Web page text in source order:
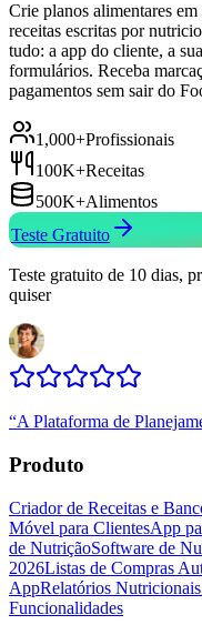
Crie planos alimentares
receitas escritas por
tudo: a app do cliente, a
formulários. Receba
pagamentos sem sair do
1,000+Profissionais
100K+Receitas
500K+Alimentos
Teste Gratuito
Teste gratuito de 10 dias,
quiser
“A Plataforma de
Produto
Criador de Receitas e
Móvel para ClientesApp
de NutriçãoSoftware de
2026Listas de Compras
AppRelatórios
Funcionalidades